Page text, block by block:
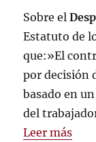
Sobre el
Estatuto de
que:»El
por decisión
basado en
del
Leer más